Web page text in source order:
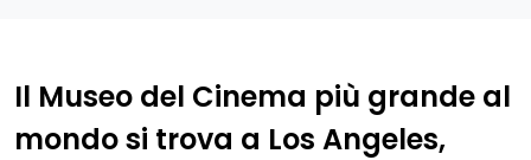
Il Museo del Cinema più grande al
mondo si trova a Los Angeles,